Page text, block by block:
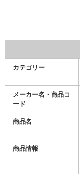
カテゴリー
メーカー名・商品コ
ード
商品名
商品情報